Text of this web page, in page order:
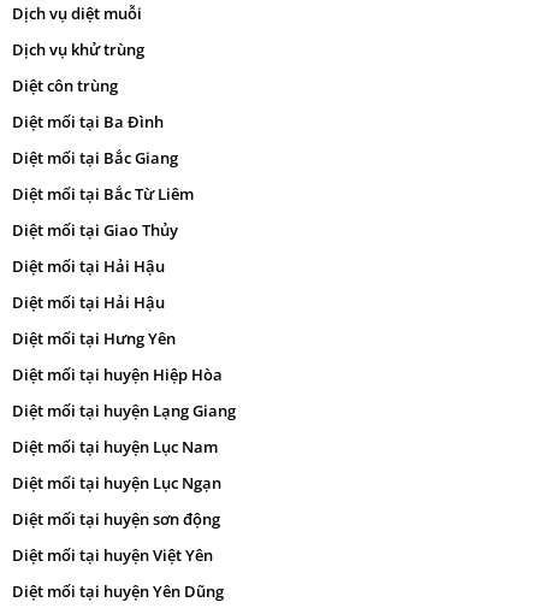
Dịch vụ diệt muỗi
Dịch vụ khử trùng
Diệt côn trùng
Diệt mối tại Ba Đình
Diệt mối tại Bắc Giang
Diệt mối tại Bắc Từ Liêm
Diệt mối tại Giao Thủy
Diệt mối tại Hải Hậu
Diệt mối tại Hải Hậu
Diệt mối tại Hưng Yên
Diệt mối tại huyện Hiệp Hòa
Diệt mối tại huyện Lạng Giang
Diệt mối tại huyện Lục Nam
Diệt mối tại huyện Lục Ngạn
Diệt mối tại huyện sơn động
Diệt mối tại huyện Việt Yên
Diệt mối tại huyện Yên Dũng